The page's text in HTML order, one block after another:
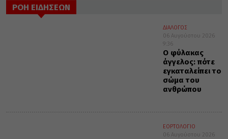
ΡΟΗ ΕΙΔΗΣΕΩΝ
ΔΙΑΛΟΓΟΣ
06 Αυγούστου 2026
9:36
Ο φύλακας
άγγελος: πότε
εγκαταλείπει το
σώμα του
ανθρώπου
ΕΟΡΤΟΛΟΓΙΟ
06 Αυγούστου 2026